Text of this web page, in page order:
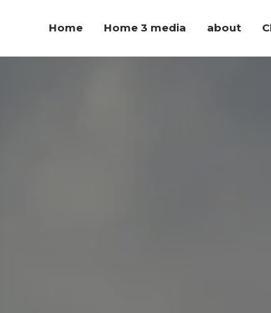
Home Home 3 media about